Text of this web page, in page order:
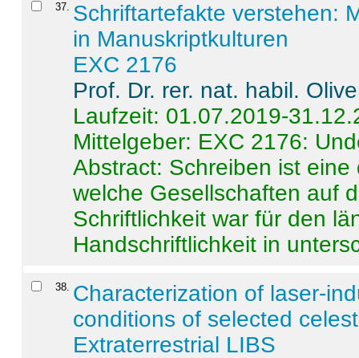
37. Schriftartefakte verstehen:
in Manuskriptkulturen
EXC 2176
Prof. Dr. rer. nat. habil.
Laufzeit: 01.07.2019-
Mittelgeber: EXC 2176:
Abstract: Schreiben ist
welche Gesellschaften auf
Schriftlichkeit war für den
Handschriftlichkeit in
38. Characterization of laser-
conditions of selected
Extraterrestrial LIBS